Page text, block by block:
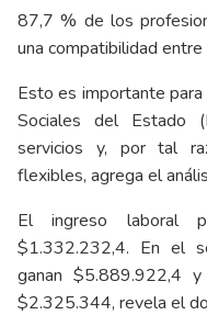
87,7 % de los
una compatibilidad
Esto es importante
Sociales del Estado
servicios y, por tal
flexibles, agrega el
El ingreso laboral
$1.332.232,4. En el
ganan $5.889.922,4
$2.325.344, revela el